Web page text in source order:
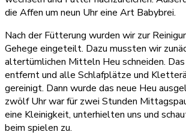
die Affen um neun Uhr eine Art Babybrei.
Nach der Fütterung wurden wir zur
Gehege eingeteilt. Dazu mussten wir
altertümlichen Mitteln Heu schneiden.
entfernt und alle Schlafplätze und
gereinigt. Dann wurde das neue Heu
zwölf Uhr war für zwei Stunden
eine Kleinigkeit, unterhielten uns und
beim spielen zu.